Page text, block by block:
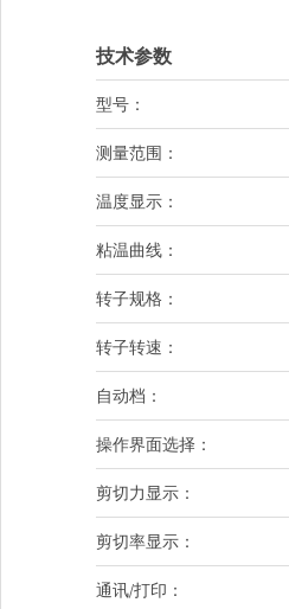
技术参数
型号：
测量范围：
温度显示：
粘温曲线：
转子规格：
转子转速：
自动档：
操作界面选择：
剪切力显示：
剪切率显示：
通讯/打印：